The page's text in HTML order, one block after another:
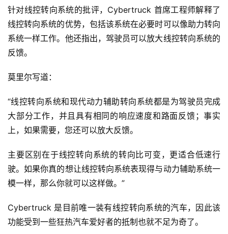
针对线控转向系统的批评，Cybertruck 首席工程师解释了
线控转向系统的优势，包括该系统在必要时可以像助力转向
系统一样工作。他还指出，驾驶员可以放大线控转向系统的
反馈。
莫里尔写道：
“线控转向系统和现代动力辅助转向系统都是为驾驶员完成
大部分工作，并且具有相同的响应速度和路面反馈；事实
上，如果需要，您还可以放大反馈。
主要区别在于线控转向系统的转向比可变，更适合低速行
驶。如果你真的想让线控转向系统表现得与动力辅助系统一
模一样，那么你就可以这样做。”
Cybertruck 是目前唯一装有线控转向系统的汽车，因此该
功能受到一些狂热汽车爱好者的抵制也就不足为奇了。